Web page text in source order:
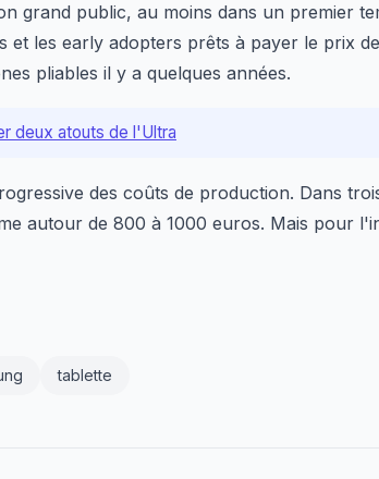
grand public, au moins dans un premier
et les early adopters prêts à payer le prix
pliables il y a quelques années.
deux atouts de l'Ultra
des coûts de production. Dans
autour de 800 à 1000 euros. Mais pour
tablette